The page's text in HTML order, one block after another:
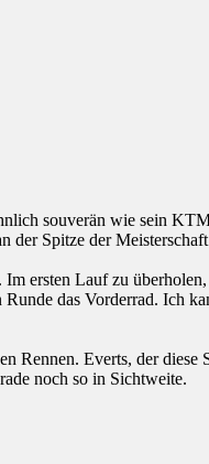
souverän wie sein
Spitze der
ersten Lauf zu
das Vorderrad. Ich
Rennen. Everts, der
noch so in Sichtweite.